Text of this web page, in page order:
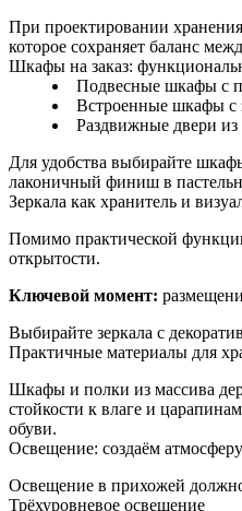
При проектировании
которое сохраняет баланс
Шкафы на заказ:
Подвесные шкафы с
Встроенные шкафы с
Раздвижные двери из
Для удобства выбирайте
лаконичный финиш в
Зеркала как хранитель и
Помимо практической
открытости.
Ключевой момент:
Выбирайте зеркала с
Практичные материалы для
Шкафы и полки из массива
стойкости к влаге и
обуви.
Освещение: создаём
Освещение в прихожей должно
Трёхуровневое освещение